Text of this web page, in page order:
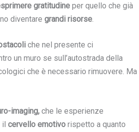
gratitudineper quello che già
diventare grandi risorse.
che nel presente ci
un muro se sull’autostrada della
che è necessario rimuovere. Ma
imaging,che le esperienze
il cervello emotivorispetto a quanto